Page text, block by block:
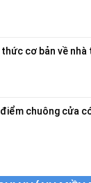
thức cơ bản về
chuông cửa